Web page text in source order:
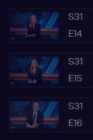
S31
E14
S31
E15
S31
E16